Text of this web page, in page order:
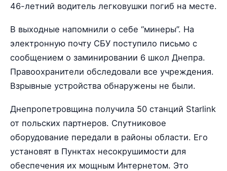
46-летний водитель легковушки погиб на месте.
В выходные напомнили о себе “минеры”. На
электронную почту СБУ поступило письмо с
сообщением о заминировании 6 школ Днепра.
Правоохранители обследовали все учреждения.
Взрывные устройства обнаружены не были.
Днепропетровщина получила 50 станций Starlink
от польских партнеров. Спутниковое
оборудование передали в районы области. Его
установят в Пунктах несокрушимости для
обеспечения их мощным Интернетом. Это